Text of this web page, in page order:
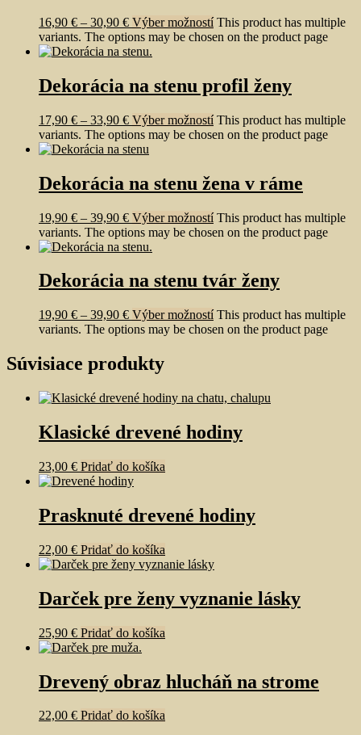
16,90 € – 30,90 € Výber možností This product has multiple
variants. The options may be chosen on the product page
Dekorácia na stenu profil ženy
17,90 € – 33,90 € Výber možností This product has multiple
variants. The options may be chosen on the product page
Dekorácia na stenu žena v ráme
19,90 € – 39,90 € Výber možností This product has multiple
variants. The options may be chosen on the product page
Dekorácia na stenu tvár ženy
19,90 € – 39,90 € Výber možností This product has multiple
variants. The options may be chosen on the product page
Súvisiace produkty
Klasické drevené hodiny
23,00 € Pridať do košíka
Prasknuté drevené hodiny
22,00 € Pridať do košíka
Darček pre ženy vyznanie lásky
25,90 € Pridať do košíka
Drevený obraz hlucháň na strome
22,00 € Pridať do košíka